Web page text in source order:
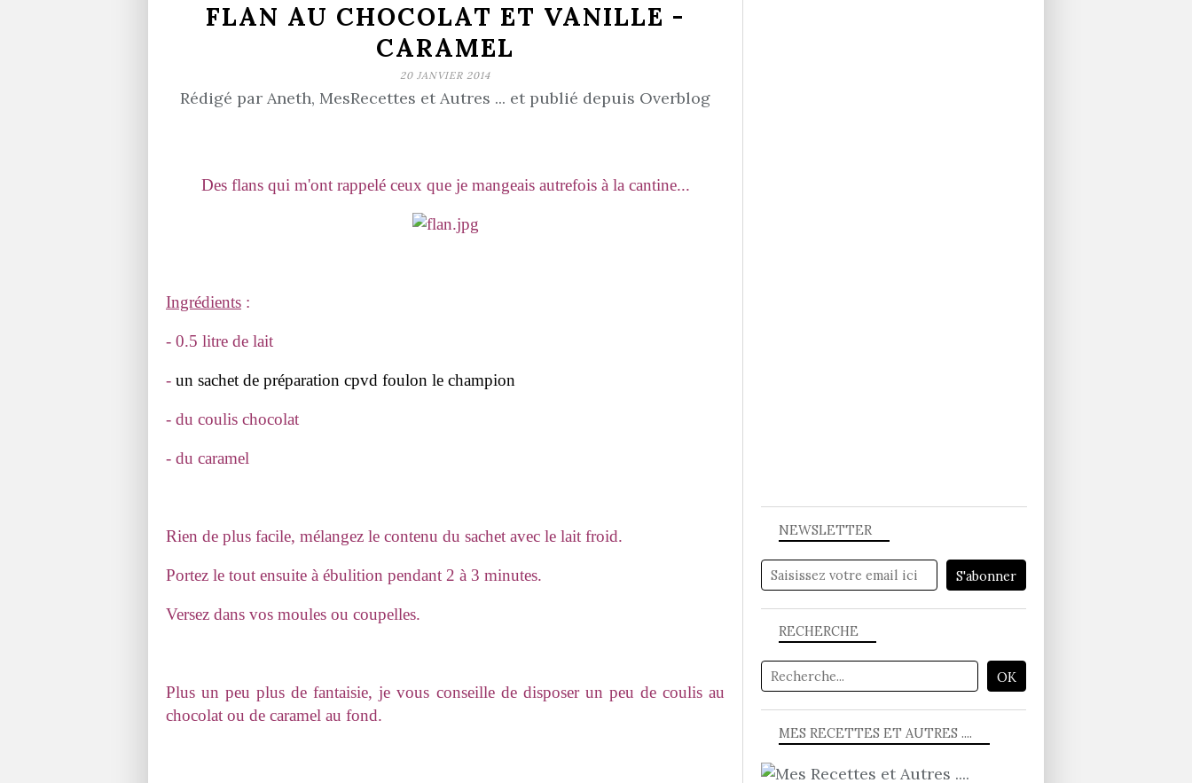
FLAN AU CHOCOLAT ET VANILLE -
CARAMEL
20 JANVIER 2014
Rédigé par Aneth, MesRecettes et Autres ... et publié depuis Overblog
Des flans qui m'ont rappelé ceux que je mangeais autrefois à la cantine...
Ingrédients :
- 0.5 litre de lait
- un sachet de préparation cpvd foulon le champion
- du coulis chocolat
- du caramel
Rien de plus facile, mélangez le contenu du sachet avec le lait froid.
Portez le tout ensuite à ébulition pendant 2 à 3 minutes.
Versez dans vos moules ou coupelles.
Plus un peu plus de fantaisie, je vous conseille de disposer un peu de coulis au
chocolat ou de caramel au fond.
NEWSLETTER
RECHERCHE
MES RECETTES ET AUTRES ....